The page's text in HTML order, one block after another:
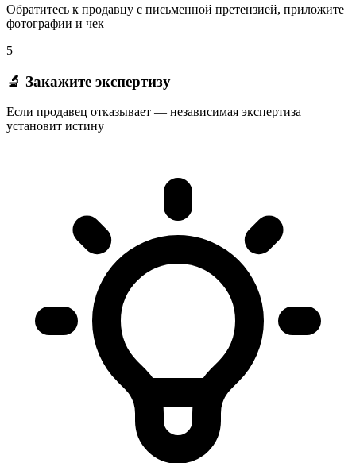
Обратитесь к продавцу с письменной претензией, приложите
фотографии и чек
5
🔬 Закажите экспертизу
Если продавец отказывает — независимая экспертиза
установит истину